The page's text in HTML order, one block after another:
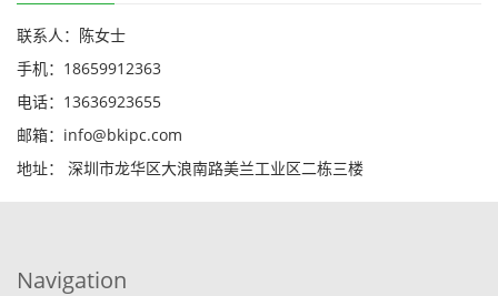
联系人：陈女士
手机：18659912363
电话：13636923655
邮箱：info@bkipc.com
地址： 深圳市龙华区大浪南路美兰工业区二栋三楼
Navigation